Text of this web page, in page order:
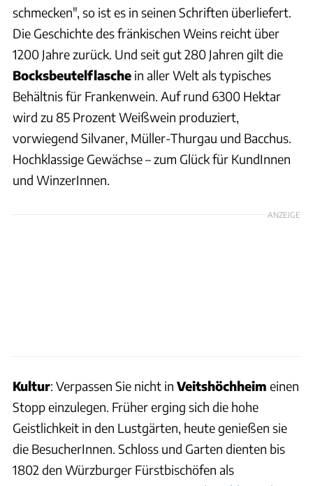
schmecken", so ist es in seinen Schriften überliefert.
Die Geschichte des fränkischen Weins reicht über
1200 Jahre zurück. Und seit gut 280 Jahren gilt die
Bocksbeutelflasche in aller Welt als typisches
Behältnis für Frankenwein. Auf rund 6300 Hektar
wird zu 85 Prozent Weißwein produziert,
vorwiegend Silvaner, Müller-Thurgau und Bacchus.
Hochklassige Gewächse – zum Glück für KundInnen
und WinzerInnen.
ANZEIGE
Kultur: Verpassen Sie nicht in Veitshöchheim einen
Stopp einzulegen. Früher erging sich die hohe
Geistlichkeit in den Lustgärten, heute genießen sie
die BesucherInnen. Schloss und Garten dienten bis
1802 den Würzburger Fürstbischöfen als